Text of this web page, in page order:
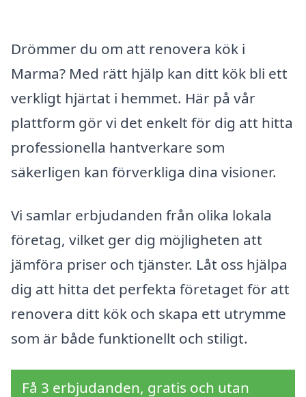
Drömmer du om att renovera kök i
Marma? Med rätt hjälp kan ditt kök bli ett
verkligt hjärtat i hemmet. Här på vår
plattform gör vi det enkelt för dig att hitta
professionella hantverkare som
säkerligen kan förverkliga dina visioner.
Vi samlar erbjudanden från olika lokala
företag, vilket ger dig möjligheten att
jämföra priser och tjänster. Låt oss hjälpa
dig att hitta det perfekta företaget för att
renovera ditt kök och skapa ett utrymme
som är både funktionellt och stiligt.
Få 3 erbjudanden, gratis och utan